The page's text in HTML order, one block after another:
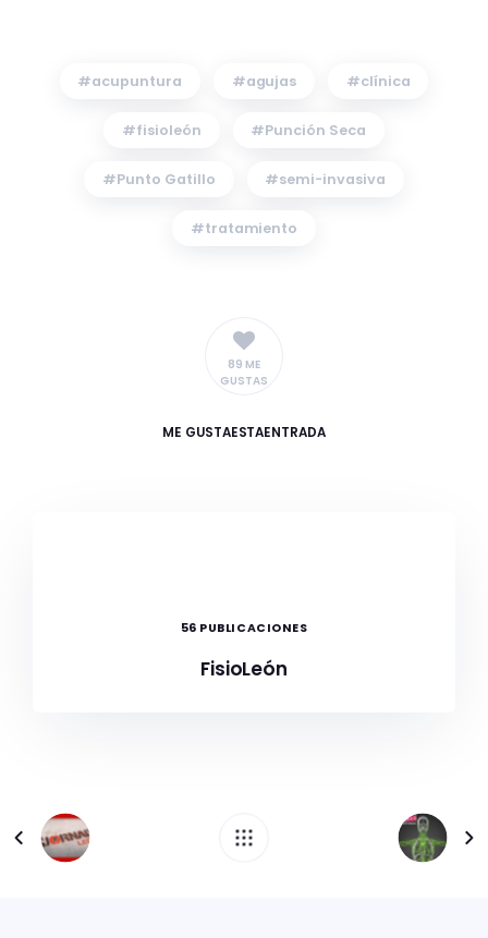
acupuntura agujas clínica
fisioleón Punción Seca
Punto Gatillo semi-invasiva
tratamiento
89 ME
GUSTAS
ME GUSTAESTAENTRADA
56 PUBLICACIONES
FisioLeón